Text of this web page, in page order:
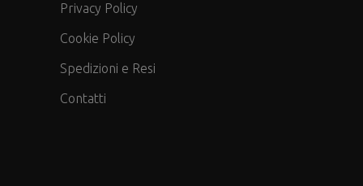
Privacy Policy
Cookie Policy
Spedizioni e Resi
Contatti